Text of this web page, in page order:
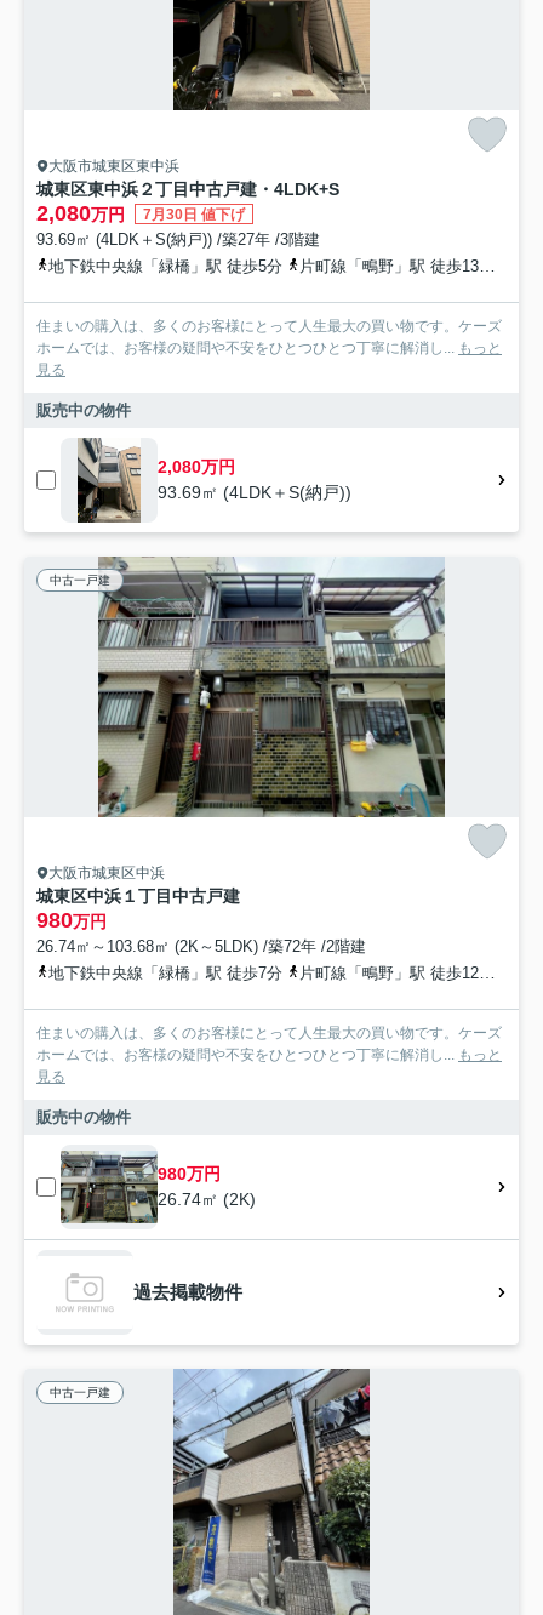
大阪市城東区東中浜
城東区東中浜２丁目中古戸建・4LDK+S
2,080万円 7月30日 値下げ
93.69㎡ (4LDK＋S(納戸)) /築27年 /3階建
地下鉄中央線「緑橋」駅 徒歩5分
片町線「鴫野」駅 徒歩13分
住まいの購入は、多くのお客様にとって人生最大の買い物です。ケーズ
ホームでは、お客様の疑問や不安をひとつひとつ丁寧に解消し... もっと
見る
販売中の物件
2,080万円
93.69㎡ (4LDK＋S(納戸))
中古一戸建
大阪市城東区中浜
城東区中浜１丁目中古戸建
980万円
26.74㎡～103.68㎡ (2K～5LDK) /築72年 /2階建
地下鉄中央線「緑橋」駅 徒歩7分
片町線「鴫野」駅 徒歩12分
住まいの購入は、多くのお客様にとって人生最大の買い物です。ケーズ
ホームでは、お客様の疑問や不安をひとつひとつ丁寧に解消し... もっと
見る
販売中の物件
980万円
26.74㎡ (2K)
過去掲載物件
中古一戸建